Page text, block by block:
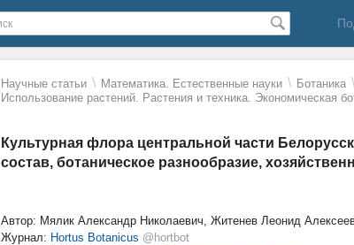
Научные статьи \ Математика. Естественные науки \ Ботаника \
Использование растений. Растения и техника. Экономическая
Культурная флора центральной части
состав, ботаническое разнообразие,
Автор: Мялик Александр Николаевич, Житенев Леонид
Журнал: Hortus Botanicus @hortbot